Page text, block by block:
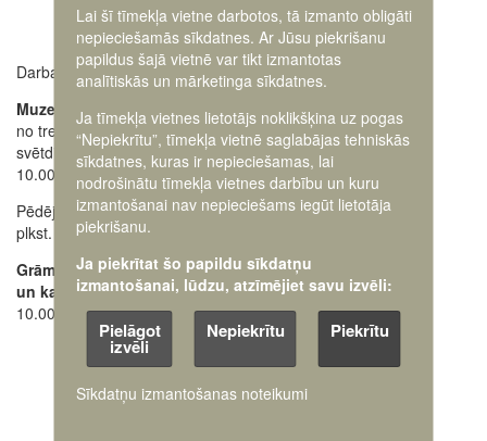
Darba laiki:
Muzejs atvērts:
no trešdienas līdz
svētdienai
10.00 - 18.00
Pēdējos apmeklētājus ielaiž
plkst. 17.30
Grāmatu tirdzniecības
un kases darba laiks:
10.00 - 17.45
Muzeja administrācija
+371 63616238
Ekskursiju pieteikšana
+37128662648
Oficiālais e-pasts:
pasts@karamuzejs.lv
Lai šī tīmekļa vietne darbotos, tā izmanto obligāti
nepieciešamās sīkdatnes. Ar Jūsu piekrišanu
papildus šajā vietnē var tikt izmantotas
analītiskās un mārketinga sīkdatnes.
Ja tīmekļa vietnes lietotājs noklikšķina uz pogas
“Nepiekrītu”, tīmekļa vietnē saglabājas tehniskās
sīkdatnes, kuras ir nepieciešamas, lai
nodrošinātu tīmekļa vietnes darbību un kuru
izmantošanai nav nepieciešams iegūt lietotāja
piekrišanu.
Ja piekrītat šo papildu sīkdatņu
izmantošanai, lūdzu, atzīmējiet savu izvēli:
Pielāgot
izvēli
Nepiekrītu Piekrītu
Sīkdatņu izmantošanas noteikumi